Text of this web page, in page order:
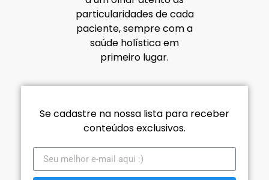
particularidades de cada
paciente, sempre com a
saúde holística em
primeiro lugar.
Se cadastre na nossa lista para receber
conteúdos exclusivos.